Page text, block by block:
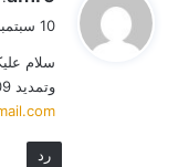
ق
ل
10 سبتمبر، 2020 الساعة 3:59 م
سلام
وتمديد 00963935772409
رد